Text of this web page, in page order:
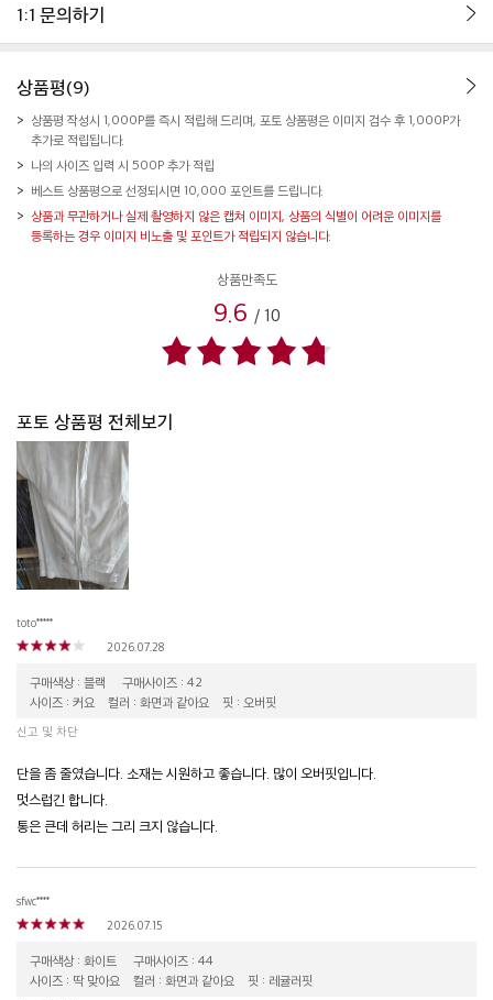
1:1 문의하기
상품평(9)
상품평 작성시 1,000P를 즉시 적립해 드리며, 포토 상품평은 이미지 검수 후 1,000P가
추가로 적립됩니다.
나의 사이즈 입력 시 500P 추가 적립
베스트 상품평으로 선정되시면 10,000 포인트를 드립니다.
상품과 무관하거나 실제 촬영하지 않은 캡쳐 이미지, 상품의 식별이 어려운 이미지를
등록하는 경우 이미지 비노출 및 포인트가 적립되지 않습니다.
상품만족도
9.6 / 10
포토 상품평 전체보기
toto*****
2026.07.28
구매색상 : 블랙
구매사이즈 : 42
사이즈 : 커요
컬러 : 화면과 같아요 핏 : 오버핏
신고 및 차단
단을 좀 줄였습니다. 소재는 시원하고 좋습니다. 많이 오버핏입니다.
멋스럽긴 합니다.
통은 큰데 허리는 그리 크지 않습니다.
sfwc****
2026.07.15
구매색상 : 화이트
구매사이즈 : 44
사이즈 : 딱 맞아요
컬러 : 화면과 같아요 핏 : 레귤러핏